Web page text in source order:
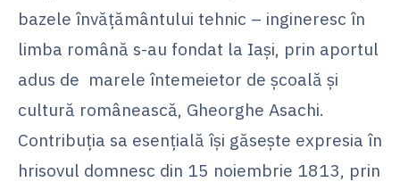
bazele învăţământului tehnic – ingineresc în
limba română s-au fondat la Iaşi, prin aportul
adus de marele întemeietor de şcoală şi
cultură românească, Gheorghe Asachi.
Contribuția sa esențială își găsește expresia în
hrisovul domnesc din 15 noiembrie 1813, prin